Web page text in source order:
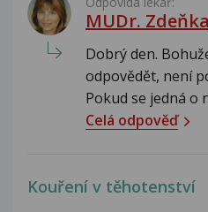
MUDr.
Dobrý den.
odpovědět, není
Pokud se jedná o
Celá odpověď
Kouření v těhotenství